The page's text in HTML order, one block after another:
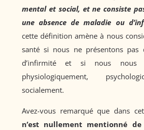
mental et social, et ne consiste
une absence de maladie ou
cette définition amène à nous
santé si nous ne présentons pas
d’infirmité et si nous nous
physiologiquement,
socialement.
Avez-vous remarqué que dans
n’est nullement mentionné